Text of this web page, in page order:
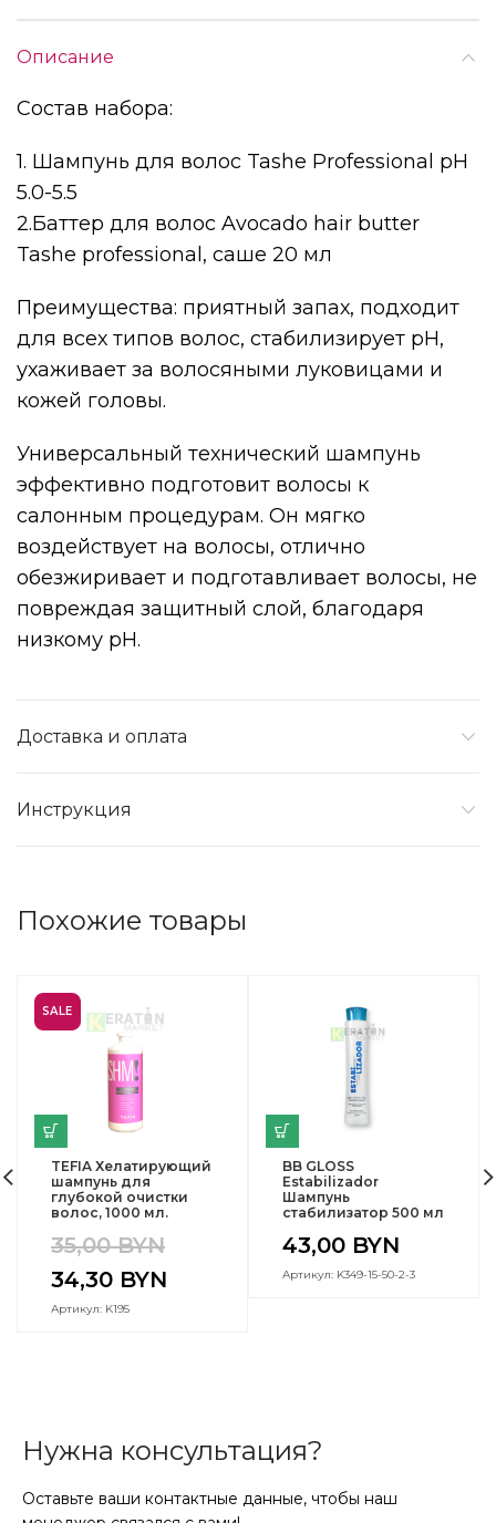
Описание
Состав набора:
1. Шампунь для волос Tashe Professional pH
5.0-5.5
2.Баттер для волос Avocado hair butter
Tashe professional, саше 20 мл
Преимущества: приятный запах, подходит
для всех типов волос, стабилизирует pH,
ухаживает за волосяными луковицами и
кожей головы.
Универсальный технический шампунь
эффективно подготовит волосы к
салонным процедурам. Он мягко
воздействует на волосы, отлично
обезжиривает и подготавливает волосы, не
повреждая защитный слой, благодаря
низкому pH.
Доставка и оплата
Инструкция
Похожие товары
SALE
TEFIA Хелатирующий
шампунь для
глубокой очистки
волос, 1000 мл.
35,00BYN
34,30 BYN
Артикул: K195
BB GLOSS
Estabilizador
Шампунь
стабилизатор 500 мл
43,00 BYN
Артикул: K349-15-50-2-3
Нужна консультация?
Оставьте ваши контактные данные, чтобы наш